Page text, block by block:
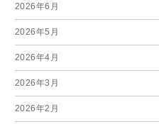
2026年6月
2026年5月
2026年4月
2026年3月
2026年2月